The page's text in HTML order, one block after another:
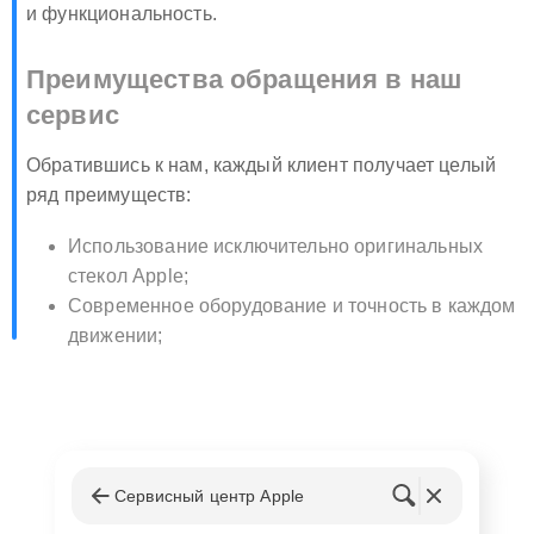
и функциональность.
Преимущества обращения в наш
сервис
Обратившись к нам, каждый клиент получает целый
ряд преимуществ:
Использование исключительно оригинальных
стекол Apple;
Современное оборудование и точность в каждом
движении;
Бесплатная диагностика и консультация перед
Сервисный центр Apple